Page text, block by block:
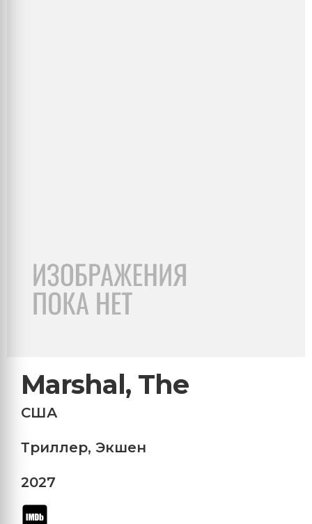
Marshal, The
США
Триллер, Экшен
2027